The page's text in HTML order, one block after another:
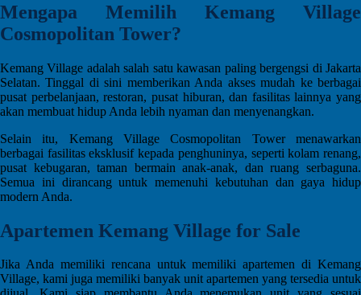
Mengapa Memilih Kemang Village
Cosmopolitan Tower?
Kemang Village adalah salah satu kawasan paling bergengsi di Jakarta
Selatan. Tinggal di sini memberikan Anda akses mudah ke berbagai
pusat perbelanjaan, restoran, pusat hiburan, dan fasilitas lainnya yang
akan membuat hidup Anda lebih nyaman dan menyenangkan.
Selain itu, Kemang Village Cosmopolitan Tower menawarkan
berbagai fasilitas eksklusif kepada penghuninya, seperti kolam renang,
pusat kebugaran, taman bermain anak-anak, dan ruang serbaguna.
Semua ini dirancang untuk memenuhi kebutuhan dan gaya hidup
modern Anda.
Apartemen Kemang Village for Sale
Jika Anda memiliki rencana untuk memiliki apartemen di Kemang
Village, kami juga memiliki banyak unit apartemen yang tersedia untuk